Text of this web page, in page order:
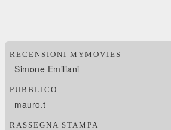
RECENSIONI MYMOVIES
Simone Emiliani
PUBBLICO
mauro.t
RASSEGNA STAMPA